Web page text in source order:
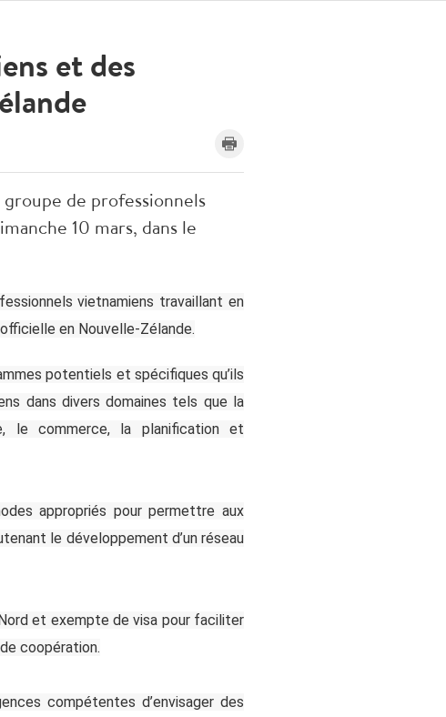
et des
de professionnels
10 mars, dans le
vietnamiens travaillant en
en Nouvelle-Zélande.
potentiels et spécifiques qu’ils
dans divers domaines tels que la
le commerce, la planification et
appropriés pour permettre aux
le développement d’un réseau
et exempte de visa pour faciliter
coopération.
compétentes d’envisager des